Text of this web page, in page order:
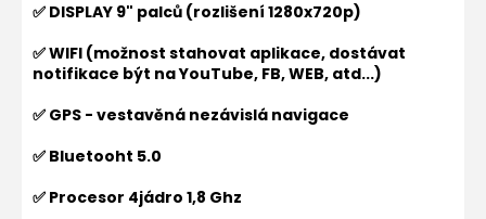
✅ DISPLAY 9" palců (rozlišení 1280x720p)
✅ WIFI (možnost stahovat aplikace, dostávat
notifikace být na YouTube, FB, WEB, atd...)
✅ GPS - vestavěná nezávislá navigace
✅ Bluetooht 5.0
✅ Procesor 4jádro 1,8 Ghz